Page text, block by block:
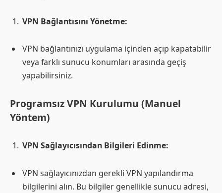
VPN Bağlantısını Yönetme:
VPN bağlantınızı uygulama içinden açıp kapatabilir
veya farklı sunucu konumları arasında geçiş
yapabilirsiniz.
Programsız VPN Kurulumu (Manuel
Yöntem)
VPN Sağlayıcısından Bilgileri Edinme:
VPN sağlayıcınızdan gerekli VPN yapılandırma
bilgilerini alın. Bu bilgiler genellikle sunucu adresi,